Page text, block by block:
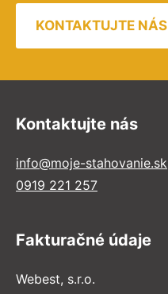
KONTAKTUJTE NÁS
Kontaktujte nás
info@moje-stahovanie.sk
0919 221 257
Fakturačné údaje
Webest, s.r.o.